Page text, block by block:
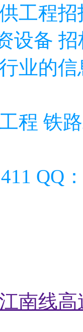
工程
设备
业的
程 铁
QQ
南线